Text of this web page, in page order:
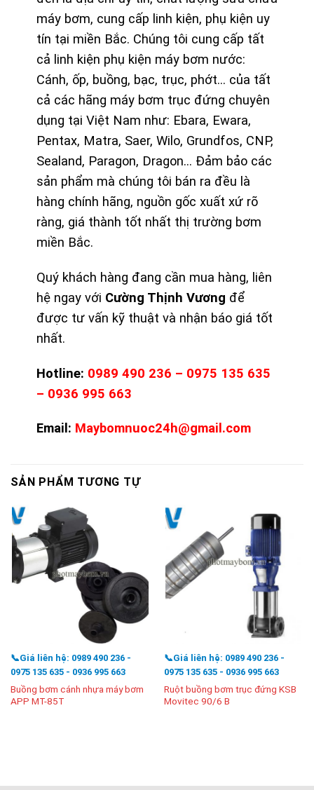
máy bơm, cung cấp linh kiện, phụ kiện uy
tín tại miền Bắc. Chúng tôi cung cấp tất
cả linh kiện phụ kiện máy bơm nước:
Cánh, ốp, buồng, bạc, trục, phớt… của tất
cả các hãng máy bơm trục đứng chuyên
dụng tại Việt Nam như: Ebara, Ewara,
Pentax, Matra, Saer, Wilo, Grundfos, CNP,
Sealand, Paragon, Dragon… Đảm bảo các
sản phẩm mà chúng tôi bán ra đều là
hàng chính hãng, nguồn gốc xuất xứ rõ
ràng, giá thành tốt nhất thị trường bơm
miền Bắc.
Quý khách hàng đang cần mua hàng, liên
hệ ngay với Cường Thịnh Vương để
được tư vấn kỹ thuật và nhận báo giá tốt
nhất.
Hotline: 0989 490 236 – 0975 135 635
– 0936 995 663
Email: Maybomnuoc24h@gmail.com
SẢN PHẨM TƯƠNG TỰ
📞Giá liên hệ: 0989 490 236 -
0975 135 635 - 0936 995 663
Buồng bơm cánh nhựa máy bơm
APP MT-85T
📞Giá liên hệ: 0989 490 236 -
0975 135 635 - 0936 995 663
Ruột buồng bơm trục đứng KSB
Movitec 90/6 B